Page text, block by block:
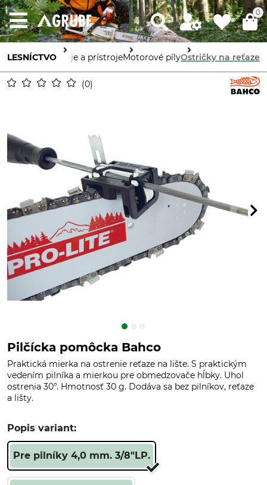
0
LESNÍCTVOStroje a prístrojeMotorové pílyOstričky na reťaze
0
Pilčícka pomôcka Bahco
Praktická mierka na ostrenie reťaze na lište. S praktickým
vedením pilníka a mierkou pre obmedzovače hĺbky. Uhol
ostrenia 30°. Hmotnosť 30 g. Dodáva sa bez pilníkov, reťaze
a lišty.
Popis variant:
Pre pilníky 4,0 mm. 3/8"LP.